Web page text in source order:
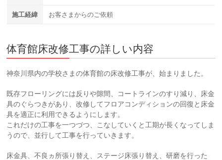
施工経緯 お客さまからのご依頼
体育館床改修工事の詳しい内容
神奈川県内の学校さまの体育館の床改修工事が、始まりました。
既存フローリングには反りや隙間、コートラインのすり減り、床金
具のぐらつきがあり、改修してフロアコンディションの回復と床金
具を適正に利用できるようにします。
これだけの工事を一つづつ、こなしていくと工期が長くなってしま
うので、並行して工事を行っていきます。
床金具、不良ヵ所張り替え、ステージ床張り替え、研磨を行った